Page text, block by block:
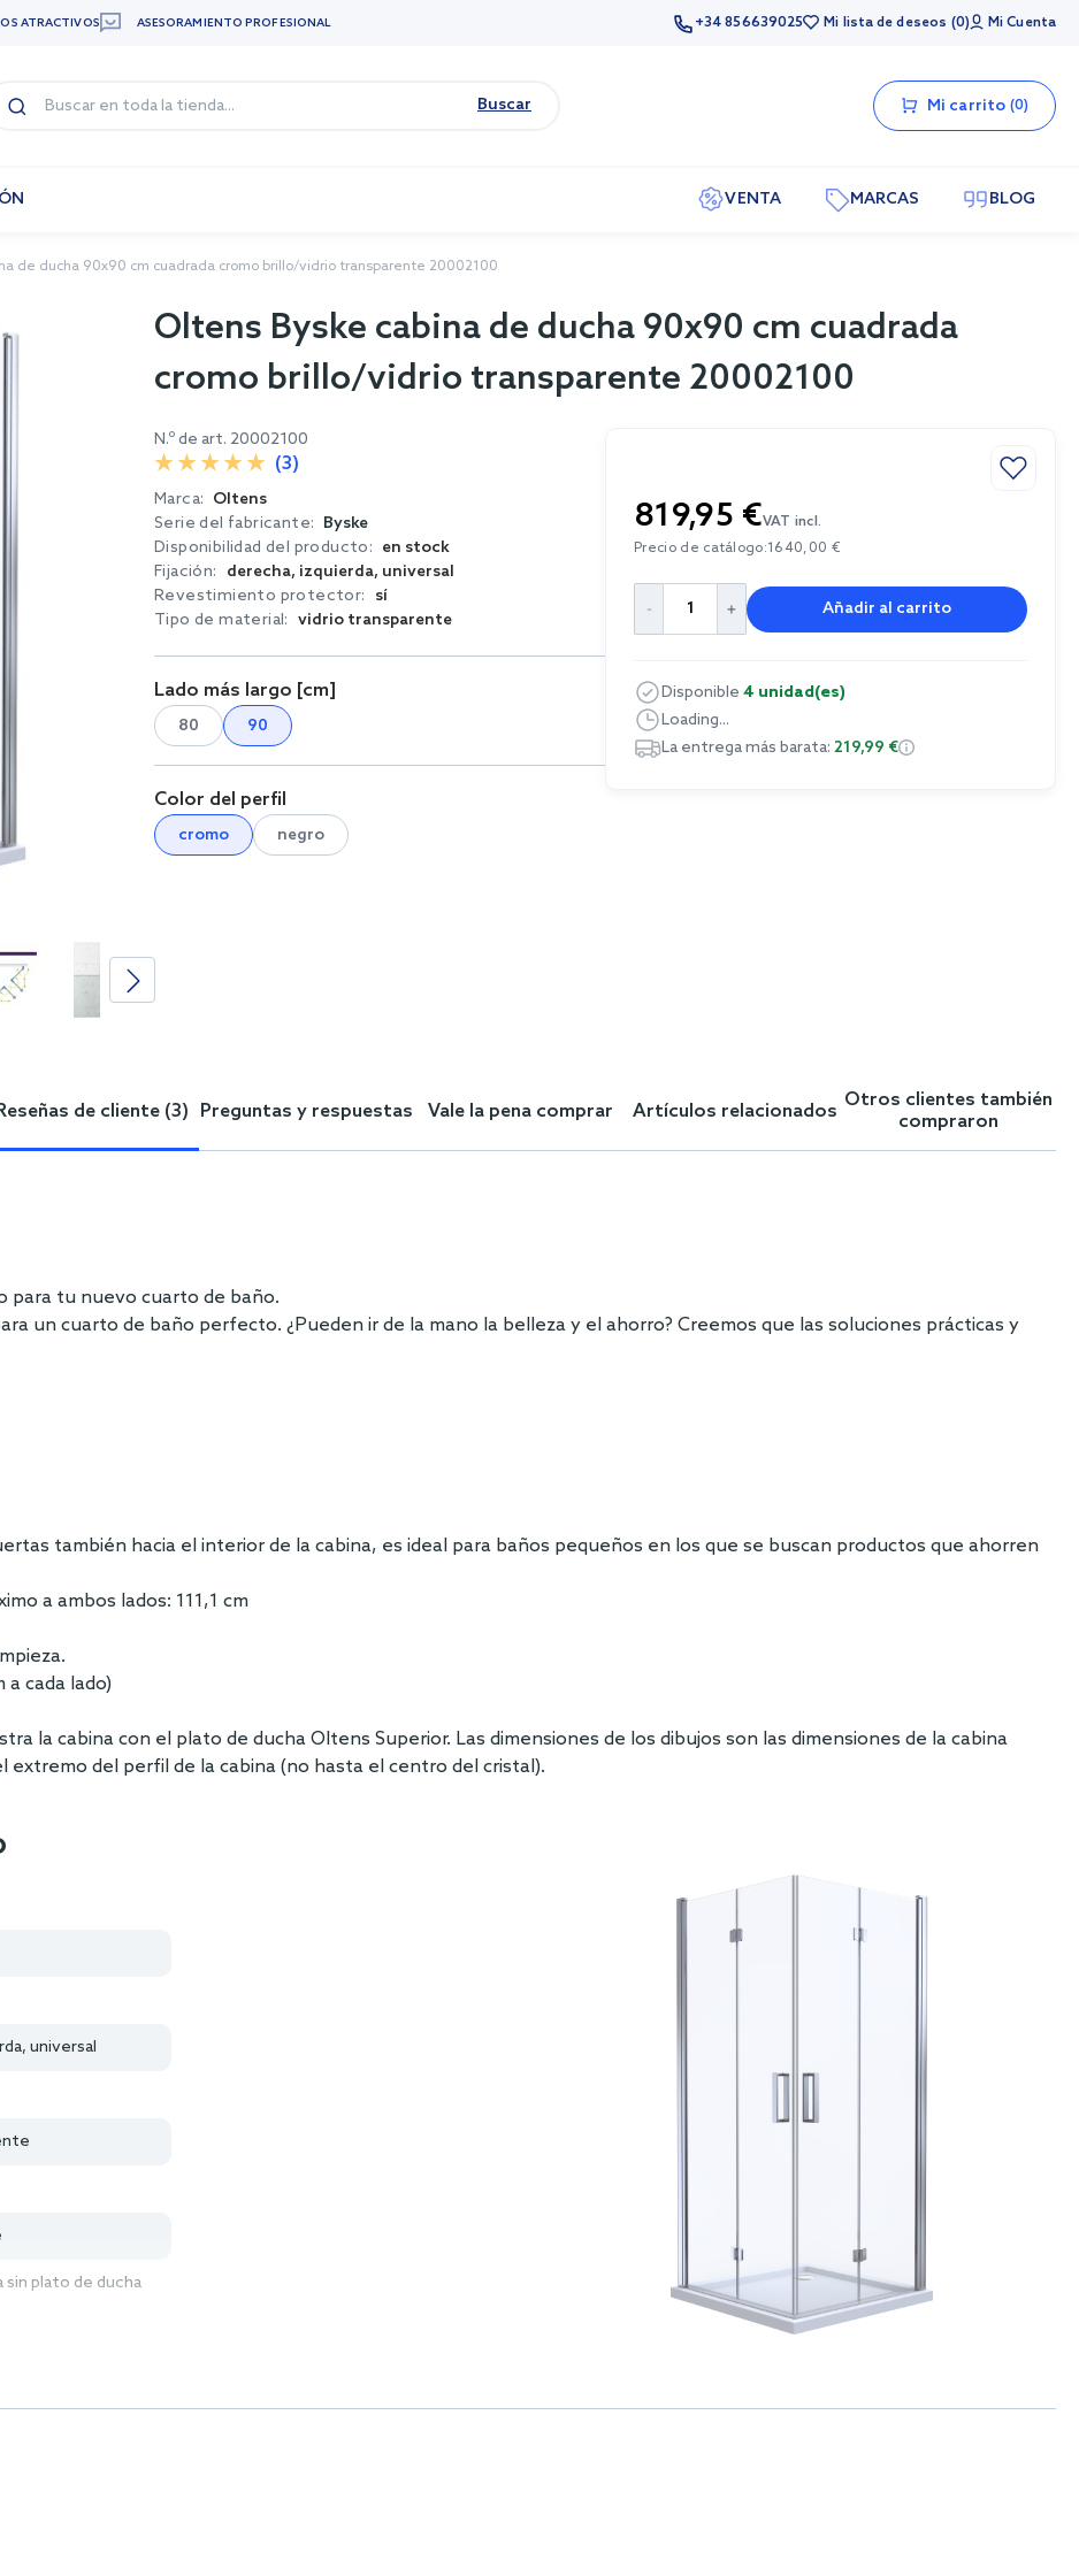
ATRACTIVOS ASESORAMIENTO PROFESIONAL +34 856639025 Mi lista de deseos 0 Mi Cuenta
Buscar Mi carrito 0
VENTA MARCAS BLOG
de ducha 90x90 cm cuadrada cromo brillo/vidrio transparente 20002100
Oltens Byske cabina de ducha 90x90 cm cuadrada
cromo brillo/vidrio transparente 20002100
N.º de art. 20002100
(3)
Marca: Oltens
Serie del fabricante: Byske
Disponibilidad del producto: en stock
Fijación:
derecha, izquierda, universal
Revestimiento protector:
sí
Tipo de material: vidrio transparente
Lado más largo [cm]
80 90
Color del perfil
cromo negro
819,95 €VAT incl.
Precio de catálogo:1640,00 €
Añadir al carrito
Disponible 4 unidad(es)
Loading...
La entrega más barata: 219,99 €
Reseñas de cliente (3) Preguntas y respuestas Vale la pena comprar Artículos relacionados Otros clientes también
compraron
para tu nuevo cuarto de baño.
un cuarto de baño perfecto. ¿Pueden ir de la mano la belleza y el ahorro? Creemos que las soluciones prácticas y
también hacia el interior de la cabina, es ideal para baños pequeños en los que se buscan productos que ahorren
a ambos lados: 111,1 cm
cada lado)
la cabina con el plato de ducha Oltens Superior. Las dimensiones de los dibujos son las dimensiones de la cabina
extremo del perfil de la cabina (no hasta el centro del cristal).
universal
sin plato de ducha